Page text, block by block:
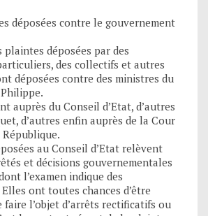
déposées contre le gouvernement
plaintes déposées par des
des collectifs et autres
déposées contre des ministres du
auprès du Conseil d’Etat, d’autres
d’autres enfin auprès de la Cour
République.
au Conseil d’Etat relèvent
et décisions gouvernementales
l’examen indique des
ont toutes chances d’être
faire l’objet d’arrêts rectificatifs ou